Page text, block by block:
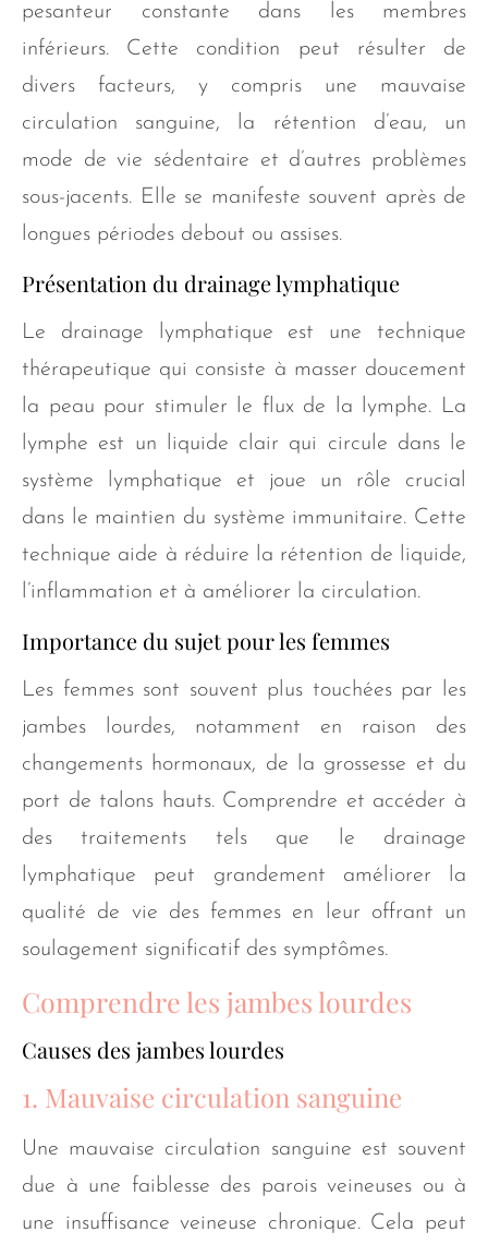
pesanteur constante dans les membres
inférieurs. Cette condition peut résulter de
divers facteurs, y compris une mauvaise
circulation sanguine, la rétention d’eau, un
mode de vie sédentaire et d’autres problèmes
sous-jacents. Elle se manifeste souvent après de
longues périodes debout ou assises.
Présentation du drainage lymphatique
Le drainage lymphatique est une technique
thérapeutique qui consiste à masser doucement
la peau pour stimuler le flux de la lymphe. La
lymphe est un liquide clair qui circule dans le
système lymphatique et joue un rôle crucial
dans le maintien du système immunitaire. Cette
technique aide à réduire la rétention de liquide,
l’inflammation et à améliorer la circulation.
Importance du sujet pour les femmes
Les femmes sont souvent plus touchées par les
jambes lourdes, notamment en raison des
changements hormonaux, de la grossesse et du
port de talons hauts. Comprendre et accéder à
des traitements tels que le drainage
lymphatique peut grandement améliorer la
qualité de vie des femmes en leur offrant un
soulagement significatif des symptômes.
Comprendre les jambes lourdes
Causes des jambes lourdes
1. Mauvaise circulation sanguine
Une mauvaise circulation sanguine est souvent
due à une faiblesse des parois veineuses ou à
une insuffisance veineuse chronique. Cela peut